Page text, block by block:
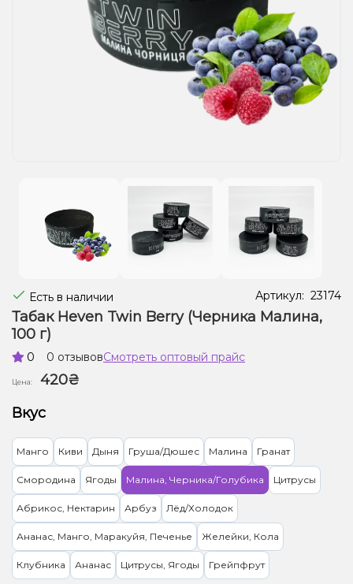
Жидкости для электронных сигарет
Подарочные наборы
Есть в наличии Артикул: 23174
Табак Heven Twin Berry (Черника Малина,
100 г)
0 0 отзывовСмотреть оптовый прайс
Цена:
420₴
Вкус
Манго Киви Дыня Груша/Дюшес Малина Гранат
Смородина Ягоды Малина, Черника/Голубика Цитрусы
Абрикос, Нектарин Арбуз Лёд/Холодок
Ананас, Манго, Маракуйя, Печенье Желейки, Кола
Клубника Ананас Цитрусы, Ягоды Грейпфрут